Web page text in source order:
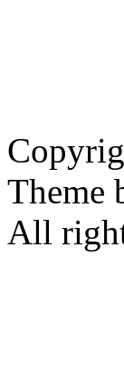
Theme
All